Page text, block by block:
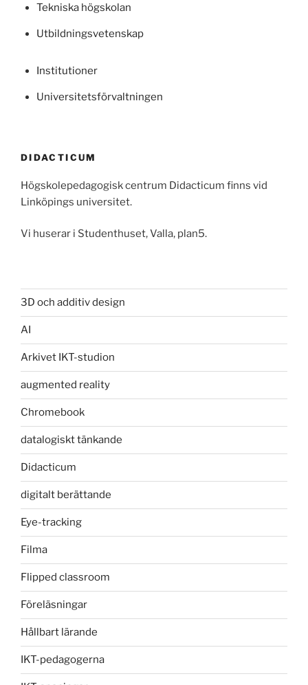
Tekniska högskolan
Utbildningsvetenskap
Institutioner
Universitetsförvaltningen
DIDACTICUM
Högskolepedagogisk centrum Didacticum finns vid
Linköpings universitet.
Vi huserar i Studenthuset, Valla, plan5.
3D och additiv design
AI
Arkivet IKT-studion
augmented reality
Chromebook
datalogiskt tänkande
Didacticum
digitalt berättande
Eye-tracking
Filma
Flipped classroom
Föreläsningar
Hållbart lärande
IKT-pedagogerna